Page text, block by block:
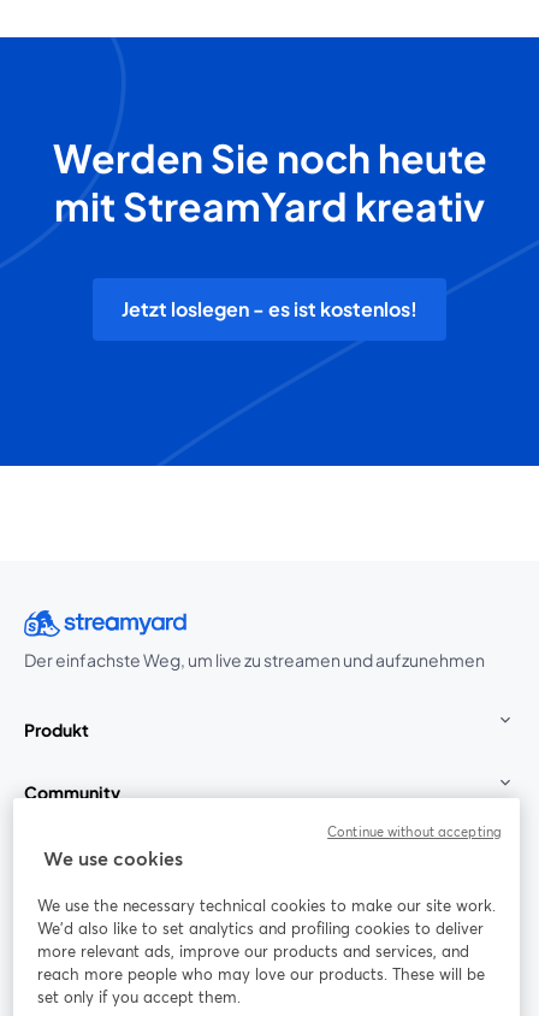
Werden Sie noch heute
mit StreamYard kreativ
Jetzt loslegen - es ist kostenlos!
Der einfachste Weg, um live zu streamen und aufzunehmen
Produkt
Community
StreamYard für
Mitmachen
Webinar Facebook
wird in einem neuen Tab geöffnet
X (Twitter)
We use cookies
We use the necessary technical cookies to make our site work.
We'd also like to set analytics and profiling cookies to deliver
more relevant ads, improve our products and services, and
reach more people who may love our products. These will be
set only if you accept them.
Continue without accepting